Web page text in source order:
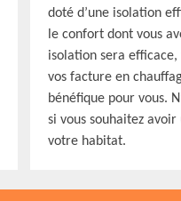
doté d’une isolation
le confort dont vous
isolation sera
vos facture en
bénéfique pour vous.
si vous souhaitez
votre habitat.